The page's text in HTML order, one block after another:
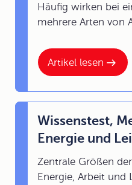
Artikel lesen
Häufig wirken bei
mehrere Arten von
Wissenstest,
Energie und
Zentrale Größen
Energie, Arbeit und